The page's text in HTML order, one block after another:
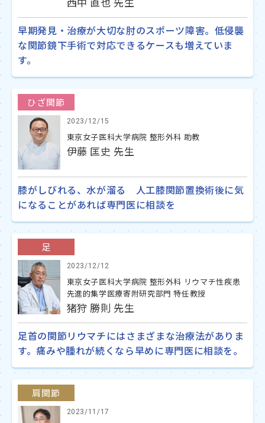
早期発見・治療が大切な肘のスポーツ障害。低侵襲
な関節鏡下手術で対応できるケースも増えていま
す。
ひざ関節
2023/12/15
東京女子医科大学病院 整形外科 助教
伊藤 匡史 先生
膝がしびれる、水が溜る 人工膝関節置換術後に気
になることがあれば専門医に相談を
足
2023/12/12
東京女子医科大学病院 整形外科 リウマチ性疾患
先進的集学医療寄附研究部門 特任教授
猪狩 勝則 先生
足首の関節リウマチにはさまざまな治療法がありま
す。痛みや腫れが続くなら早めに専門医に相談を。
肩関節
2023/11/17